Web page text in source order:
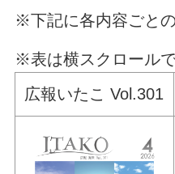
※下記に各内容ごと
※表は横スクロールで
広報いたこ Vol.301